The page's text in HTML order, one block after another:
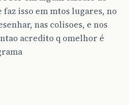
faz isso em mtos lugares, no
nas colisoes, e nos
acredito q omelhor é